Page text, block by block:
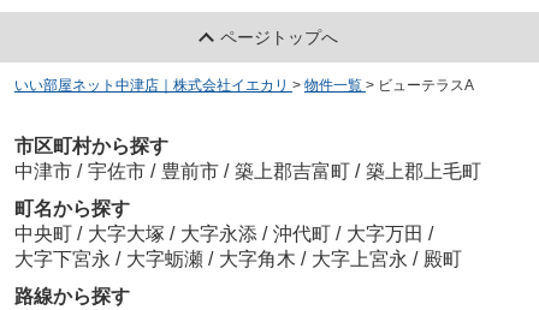
ページトップへ
いい部屋ネット中津店｜株式会社イエカリ > 物件一覧 > ビューテラスA
市区町村から探す
中津市 / 宇佐市 / 豊前市 / 築上郡吉富町 / 築上郡上毛町
町名から探す
中央町 / 大字大塚 / 大字永添 / 沖代町 / 大字万田 /
大字下宮永 / 大字蛎瀬 / 大字角木 / 大字上宮永 / 殿町
路線から探す